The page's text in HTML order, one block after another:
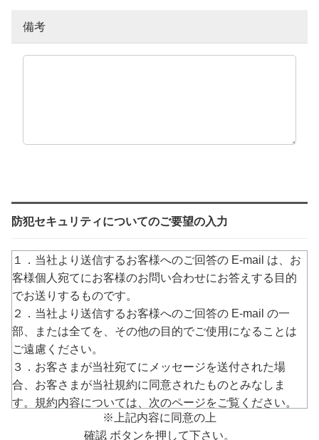
備考
防犯セキュリティについてのご要望の入力
１．当社より送信するお客様へのご回答の E-mail は、お
客様個人宛てにお客様のお問い合わせにお答えする目的
でお送りするものです。
２．当社より送信するお客様へのご回答の E-mail の一
部、または全てを、その他の目的でご使用になることは
ご遠慮ください。
３．お客さまが当社宛てにメッセージを送付された場
合、お客さまが当社規約に同意されたものとみなしま
す。規約内容については、次のページをご覧ください。
https://www.arucom.ne.jp/rule/index.html
※上記内容に同意の上
確認 ボタンを押して下さい。